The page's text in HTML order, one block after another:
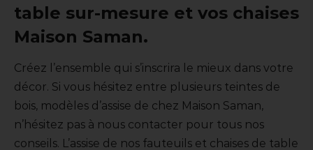
table sur-mesure et vos chaises
Maison Saman.
Créez l’ensemble qui s’inscrira le mieux dans votre
décor. Si vous hésitez entre plusieurs teintes de
bois, modèles d’assise de chez Maison Saman,
n’hésitez pas à nous contacter pour tous nos
conseils. L’assise de nos fauteuils et chaises de table